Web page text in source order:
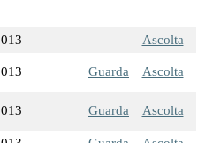
Ascolta
Guarda Ascolta
Guarda Ascolta